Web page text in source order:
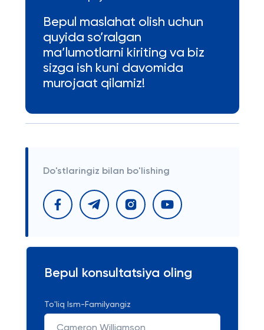
Bepul maslahat olish uchun
quyida so’ralgan
ma’lumotlarni kiriting va biz
sizga ish kuni davomida
murojaat qilamiz!
Do'stlaringiz bilan bo'lishing
Bepul konsultatsiya oling
To'liq Ism-Familyangiz